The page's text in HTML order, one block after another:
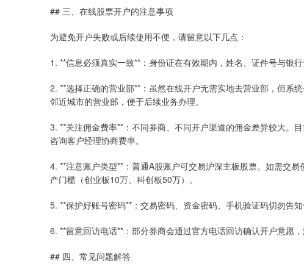
## 三、在线股票开户的注意事项
为避免开户失败或后续使用不便，请留意以下几点：
1. **信息必须真实一致**：身份证在有效期内，姓名、证件号与银
2. **选择正确的营业部**：虽然在线开户无需实地去营业部，但系
邻近城市的营业部，便于后续业务办理。
3. **关注佣金费率**：不同券商、不同开户渠道的佣金差异较大。
咨询客户经理协商费率。
4. **注意账户类型**：普通A股账户可交易沪深主板股票。如需交
产门槛（创业板10万、科创板50万）。
5. **保护好账号密码**：交易密码、资金密码、手机验证码切勿告
6. **留意回访电话**：部分券商会通过官方电话回访确认开户意愿
## 四、常见问题解答